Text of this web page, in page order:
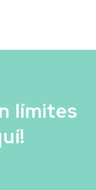
límites